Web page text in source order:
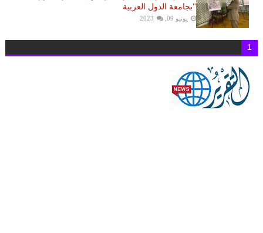
"بجامعة الدول العربية
يونيو 09, 2023
1